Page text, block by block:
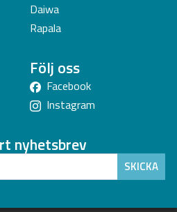
Daiwa
Rapala
Följ oss
Facebook
Instagram
nyhetsbrev
SKICKA